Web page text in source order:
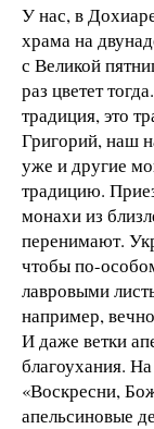
У нас, в
храма на
с Великой
раз цветет
традиция, это
Григорий, наш
уже и другие
традицию.
монахи из
перенимают.
чтобы по-
лавровыми
например,
И даже ветки
благоухания.
«Воскресни,
апельсиновые